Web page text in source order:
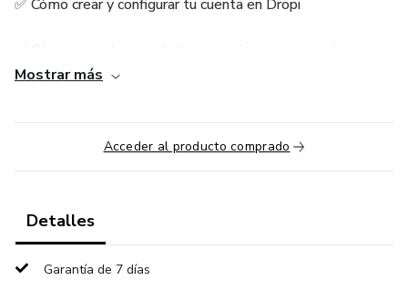
✅ Cómo crear y configurar tu cuenta en Dropi
✅ Cómo publicar productos correctamente para atraer
✅ Cómo recibir pedidos y gestionar las ventas
Mostrar más
Acceder al producto comprado
Detalles
Garantía de 7 días